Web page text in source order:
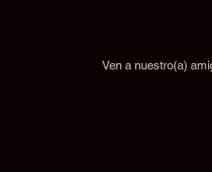
Ven a nuestro(a)